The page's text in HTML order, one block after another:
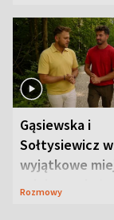
Gąsiewska i
Sołtysiewicz
wyjątkowe
Rozmowy